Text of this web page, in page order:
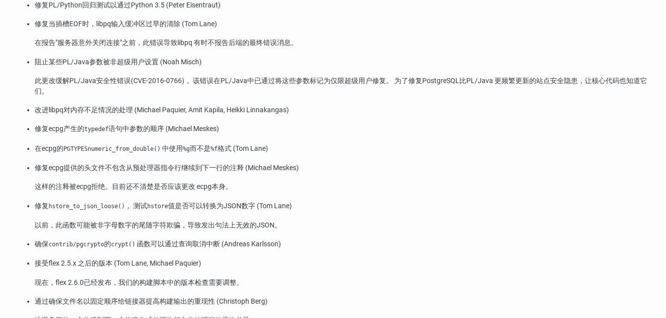
修复PL/Python回归测试以通过Python 3.5 (Peter Eisentraut)
修复当插槽EOF时， libpq输入缓冲区过早的清除 (Tom Lane)
在报告"服务器意外关闭连接"之前，此错误导致libpq 有时不报告后端的最终错误消息。
阻止某些PL/Java参数被非超级用户设置 (Noah Misch)
此更改缓解PL/Java安全性错误(CVE-2016-0766)， 该错误在PL/Java中已通过将这些参数标记为仅限超级用户修复。 为了修复PostgreSQL比PL/Java 更频繁更新的站点安全隐患，让核心代码也知道它
们。
改进 libpq对内存不足情况的处理 (Michael Paquier, Amit Kapila, Heikki Linnakangas)
修复ecpg产生的typedef语句中参数的顺序 (Michael Meskes)
在ecpg的PGTYPESnumeric_from_double() 中使用%g而不是%f格式 (Tom Lane)
修复ecpg提供的头文件不包含从预处理器指令行继续到下一行的注释 (Michael Meskes)
这样的注释被ecpg拒绝。目前还不清楚是否应该更改 ecpg本身。
修复 hstore_to_json_loose() ， 测试hstore值是否可以转换为JSON数字 (Tom Lane)
以前，此函数可能被非字母数字的尾随字符欺骗，导致发出句法上无效的JSON。
确保contrib/pgcrypto的crypt() 函数可以通过查询取消中断 (Andreas Karlsson)
接受flex2.5.x 之后的版本 (Tom Lane, Michael Paquier)
现在，flex 2.6.0已经发布，我们的构建脚本中的版本检查需要调整。
通过确保文件名以固定顺序给链接器提高构建输出的重现性 (Christoph Berg)